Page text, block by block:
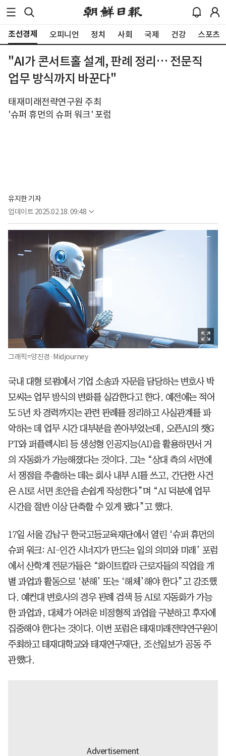
조선경제 오피니언 정치 사회 국제 건강 스포츠
"AI가 콘서트홀 설계, 판례 정리… 전문직
업무 방식까지 바꾼다"
태재미래전략연구원 주최
'슈퍼 휴먼의 슈퍼 워크' 포럼
유지한 기자
업데이트 2025.02.18. 09:48
그래픽=양진경·Midjourney
국내 대형 로펌에서 기업 소송과 자문을 담당하는 변호사 박
모씨는 업무 방식의 변화를 실감한다고 한다. 예전에는 적어
도 5년 차 경력까지는 관련 판례를 정리하고 사실관계를 파
악하는 데 업무 시간 대부분을 쏟아부었는데, 오픈AI의 챗G
PT와 퍼플렉시티 등 생성형 인공지능(AI)을 활용하면서 거
의 자동화가 가능해졌다는 것이다. 그는 “상대 측의 서면에
서 쟁점을 추출하는 데는 회사 내부 AI를 쓰고, 간단한 사건
은 AI로 서면 초안을 손쉽게 작성한다”며 “AI 덕분에 업무
시간을 절반 이상 단축할 수 있게 됐다”고 했다.
17일 서울 강남구 한국고등교육재단에서 열린 ‘슈퍼 휴먼의
슈퍼 워크: AI-인간 시너지가 만드는 일의 의미와 미래’ 포럼
에서 산학계 전문가들은 “화이트칼라 근로자들의 직업을 개
별 과업과 활동으로 ‘분해’ 또는 ‘해체’해야 한다”고 강조했
다. 예컨대 변호사의 경우 판례 검색 등 AI로 자동화가 가능
한 과업과, 대체가 어려운 비정형적 과업을 구분하고 후자에
집중해야 한다는 것이다. 이번 포럼은 태재미래전략연구원이
주최하고 태재대학교와 태재연구재단, 조선일보가 공동 주
관했다.